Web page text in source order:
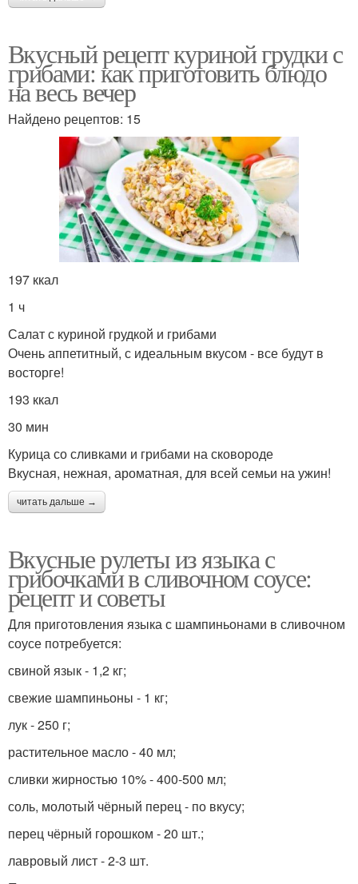
Вкусный рецепт куриной грудки с
грибами: как приготовить блюдо
на весь вечер
Найдено рецептов: 15
197 ккал
1 ч
Салат с куриной грудкой и грибами
Очень аппетитный, с идеальным вкусом - все будут в
восторге!
193 ккал
30 мин
Курица со сливками и грибами на сковороде
Вкусная, нежная, ароматная, для всей семьи на ужин!
читать дальше →
Вкусные рулеты из языка с
грибочками в сливочном соусе:
рецепт и советы
Для приготовления языка с шампиньонами в сливочном
соусе потребуется:
свиной язык - 1,2 кг;
свежие шампиньоны - 1 кг;
лук - 250 г;
растительное масло - 40 мл;
сливки жирностью 10% - 400-500 мл;
соль, молотый чёрный перец - по вкусу;
перец чёрный горошком - 20 шт.;
лавровый лист - 2-3 шт.